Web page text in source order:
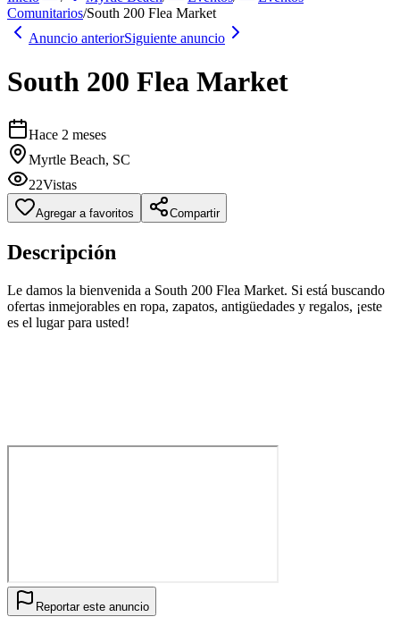
Comunitarios/South 200 Flea Market
Anuncio anteriorSiguiente anuncio
South 200 Flea Market
Hace 2 meses
Myrtle Beach, SC
22Vistas
Agregar a favoritos Compartir
Descripción
Le damos la bienvenida a South 200 Flea Market. Si está buscando
ofertas inmejorables en ropa, zapatos, antigüedades y regalos, ¡este
es el lugar para usted!
Reportar este anuncio